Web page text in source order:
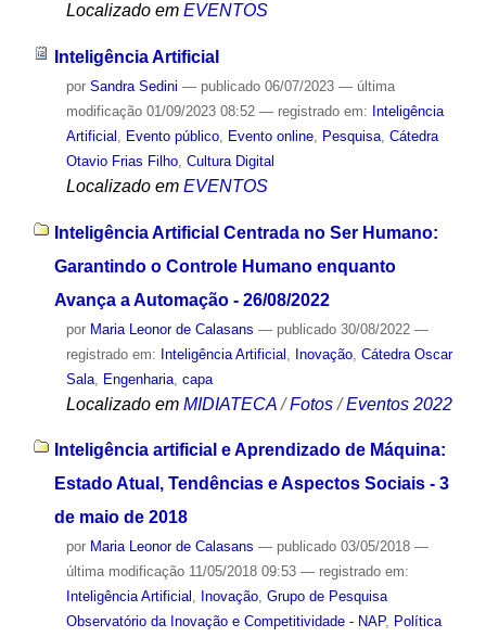
Localizado em EVENTOS
Inteligência Artificial
por Sandra Sedini — publicado06/07/2023 — última
modificação01/09/2023 08:52 — registrado em: Inteligência
Artificial , Evento público, Evento online, Pesquisa, Cátedra
Otavio Frias Filho, Cultura Digital
Localizado em EVENTOS
Inteligência Artificial Centrada no Ser Humano:
Garantindo o Controle Humano enquanto
Avança a Automação - 26/08/2022
por Maria Leonor de Calasans — publicado30/08/2022 —
registrado em: Inteligência Artificial Inovação, Cátedra Oscar
Sala, Engenharia, capa
Localizado em MIDIATECA /Fotos /Eventos 2022
Inteligência artificial e Aprendizado de Máquina:
Estado Atual, Tendências e Aspectos Sociais - 3
de maio de 2018
por Maria Leonor de Calasans — publicado03/05/2018 —
última modificação11/05/2018 09:53 — registrado em:
Inteligência Artificial , Inovação, Grupo de Pesquisa
Observatório da Inovação e Competitividade - NAP, Política